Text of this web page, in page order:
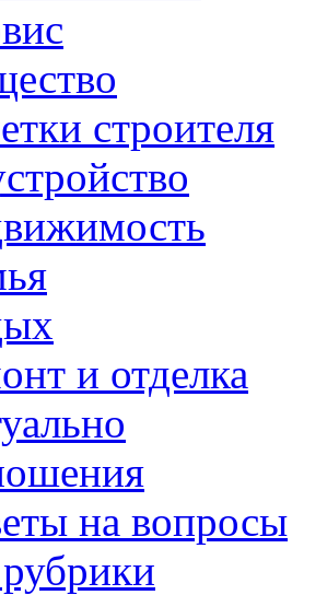
строителя
и отделка
на вопросы